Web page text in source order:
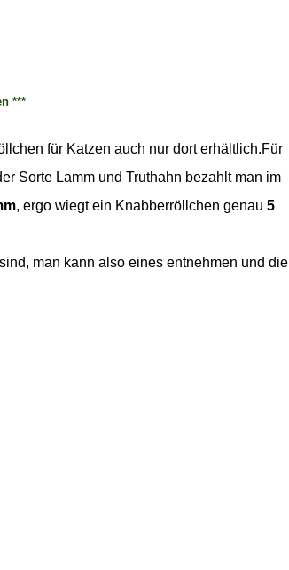
***
für Katzen auch nur dort erhältlich.Für
Sorte Lamm und Truthahn bezahlt man im
, ergo wiegt ein Knabberröllchen genau 5
man kann also eines entnehmen und die